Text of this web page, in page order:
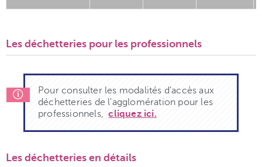
Les déchetteries pour les professionnels
Pour consulter les modalités d'accès aux
déchetteries de l'agglomération pour les
professionnels,cliquez ici.
Les déchetteries en détails